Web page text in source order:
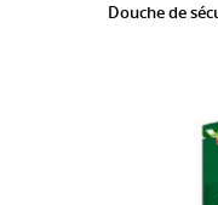
Douche de